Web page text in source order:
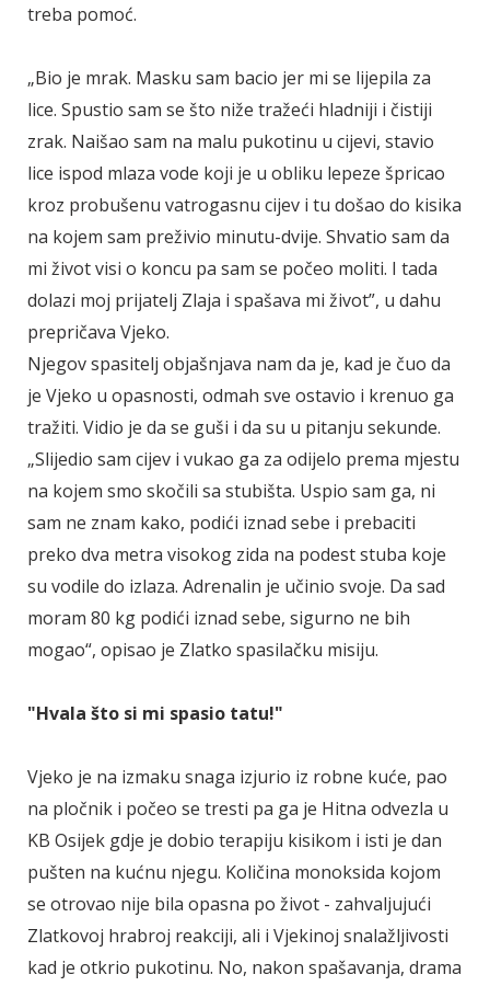
treba pomoć.
„Bio je mrak. Masku sam bacio jer mi se lijepila za
lice. Spustio sam se što niže tražeći hladniji i čistiji
zrak. Naišao sam na malu pukotinu u cijevi, stavio
lice ispod mlaza vode koji je u obliku lepeze špricao
kroz probušenu vatrogasnu cijev i tu došao do kisika
na kojem sam preživio minutu-dvije. Shvatio sam da
mi život visi o koncu pa sam se počeo moliti. I tada
dolazi moj prijatelj Zlaja i spašava mi život”, u dahu
prepričava Vjeko.
Njegov spasitelj objašnjava nam da je, kad je čuo da
je Vjeko u opasnosti, odmah sve ostavio i krenuo ga
tražiti. Vidio je da se guši i da su u pitanju sekunde.
„Slijedio sam cijev i vukao ga za odijelo prema mjestu
na kojem smo skočili sa stubišta. Uspio sam ga, ni
sam ne znam kako, podići iznad sebe i prebaciti
preko dva metra visokog zida na podest stuba koje
su vodile do izlaza. Adrenalin je učinio svoje. Da sad
moram 80 kg podići iznad sebe, sigurno ne bih
mogao“, opisao je Zlatko spasilačku misiju.
"Hvala što si mi spasio tatu!"
Vjeko je na izmaku snaga izjurio iz robne kuće, pao
na pločnik i počeo se tresti pa ga je Hitna odvezla u
KB Osijek gdje je dobio terapiju kisikom i isti je dan
pušten na kućnu njegu. Količina monoksida kojom
se otrovao nije bila opasna po život - zahvaljujući
Zlatkovoj hrabroj reakciji, ali i Vjekinoj snalažljivosti
kad je otkrio pukotinu. No, nakon spašavanja, drama